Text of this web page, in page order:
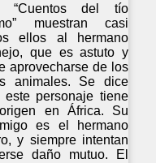
“Cuentos del tío
muestran casi
ellos al hermano
que es astuto y
aprovecharse de los
animales. Se dice
este personaje tiene
en África. Su
es el hermano
y siempre intentan
daño mutuo. El